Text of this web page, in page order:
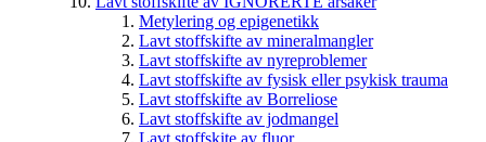
Metylering og epigenetikk
Lavt stoffskifte av mineralmangler
Lavt stoffskifte av nyreproblemer
Lavt stoffskifte av fysisk eller psykisk trauma
Lavt stoffskifte av Borreliose
Lavt stoffskifte av jodmangel
Lavt stoffskite av fluor